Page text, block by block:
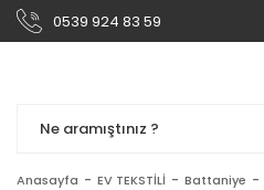
0539 924 83 59
Anasayfa EV TEKSTİLİ Battaniye